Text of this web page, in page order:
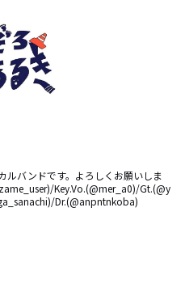
ルバンドです。よろしくお願いしま
Key.Vo.(@mer_a0)/Gt.(@y
Dr.(@anpntnkoba)